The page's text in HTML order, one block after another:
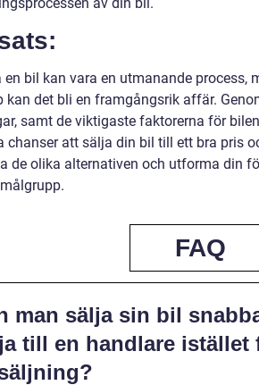
en bil kan vara en utmanande process,
kan det bli en framgångsrik affär.
samt de viktigaste faktorerna för
chanser att sälja din bil till ett bra pris
de olika alternativen och utforma din
FAQ
man sälja sin bil
till en handlare istället